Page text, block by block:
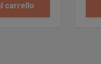
carrello